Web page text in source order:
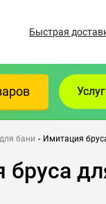
Быстрая
бани - Имитация
бруса